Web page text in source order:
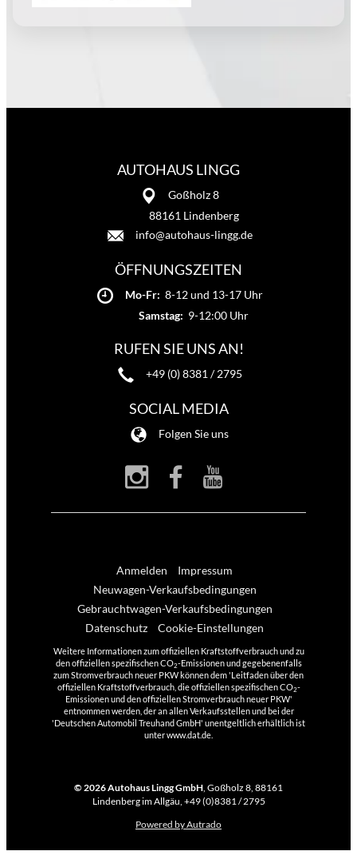
AUTOHAUS LINGG
Goßholz 8
88161 Lindenberg
info@autohaus-lingg.de
ÖFFNUNGSZEITEN
Mo-Fr: 8-12 und 13-17 Uhr
Samstag: 9-12:00 Uhr
RUFEN SIE UNS AN!
+49 (0) 8381 / 2795
SOCIAL MEDIA
Folgen Sie uns
Anmelden
Impressum
Neuwagen-Verkaufsbedingungen
Gebrauchtwagen-Verkaufsbedingungen
Datenschutz
Cookie-Einstellungen
Weitere Informationen zum offiziellen Kraftstoffverbrauch und zu
den offiziellen spezifischen CO2-Emissionen und gegebenenfalls
zum Stromverbrauch neuer PKW können dem 'Leitfaden über den
offiziellen Kraftstoffverbrauch, die offiziellen spezifischen CO2-
Emissionen und den offiziellen Stromverbrauch neuer PKW'
entnommen werden, der an allen Verkaufsstellen und bei der
'Deutschen Automobil Treuhand GmbH' unentgeltlich erhältlich ist
unter www.dat.de.
© 2026Autohaus Lingg GmbH Goßholz 8 88161
Lindenberg im Allgäu, +49 (0)8381 / 2795
Powered by Autrado